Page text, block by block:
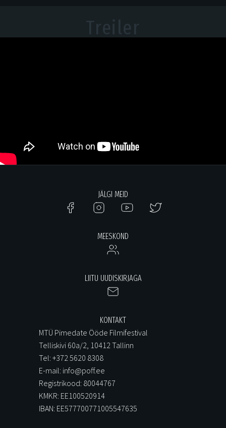
JÄLGI MEID
MEESKOND
LIITU UUDISKIRJAGA
KONTAKT
MTÜ Pimedate Ööde Filmifestival
Telliskivi 60a/2, 10412 Tallinn
Tel: +372 5620 8308
E-mail: info@poff.ee
Registrikood: 80044767
KMKR: EE100520914
IBAN: EE577700771005547635